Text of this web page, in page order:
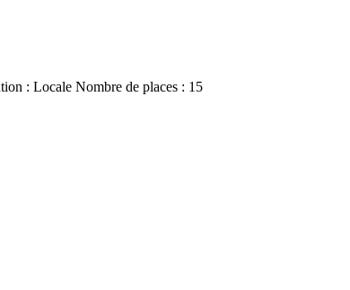
: Locale Nombre de places : 15